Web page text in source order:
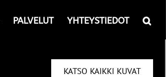
PALVELUT YHTEYSTIEDOT
KATSO KAIKKI KUVAT